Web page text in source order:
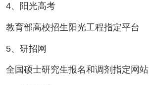
4、阳光高考
教育部高校招生阳光工程指定平台
5、研招网
全国硕士研究生报名和调剂指定网站